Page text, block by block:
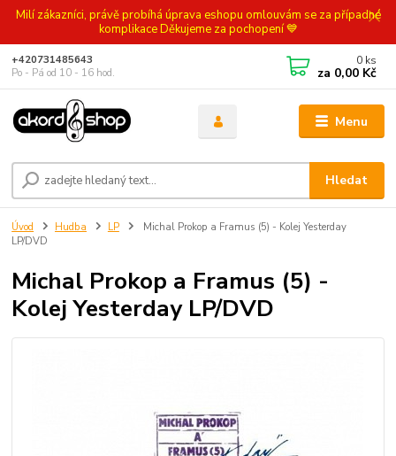
Milí zákazníci, právě probíhá úprava eshopu omlouvám se za případné
komplikace Děkujeme za pochopení 💙
Menu
Hledat
+420731485643
Po - Pá od 10 - 16 hod.
0 ks
za 0,00 Kč
Úvod Hudba LP
Michal Prokop a Framus (5) - Kolej Yesterday
LP/DVD
Michal Prokop a Framus (5) -
Kolej Yesterday LP/DVD